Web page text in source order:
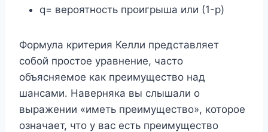
q= вероятность проигрыша или (1-p)
Формула критерия Келли представляет
собой простое уравнение, часто
объясняемое как преимущество над
шансами. Наверняка вы слышали о
выражении «иметь преимущество», которое
означает, что у вас есть преимущество